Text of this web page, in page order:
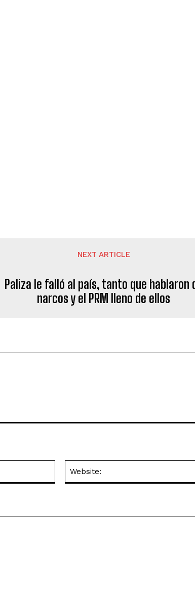
NEXT ARTICLE
Paliza le falló al país, tanto que hablaron
narcos y el PRM lleno de ellos